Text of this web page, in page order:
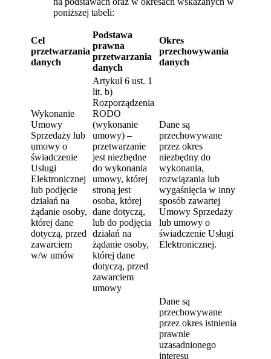
poniższej tabeli:
Cel
przetwarzania
danych
Podstawa
prawna
przetwarzania
danych
Okres
przechowywania
danych
Wykonanie
Umowy
Sprzedaży lub
umowy o
świadczenie
Usługi
Elektronicznej
lub podjęcie
działań na
żądanie osoby,
której dane
dotyczą, przed
zawarciem
w/w umów
Artykuł 6 ust. 1
lit. b)
Rozporządzenia
RODO
(wykonanie
umowy) –
przetwarzanie
jest niezbędne
do wykonania
umowy, której
stroną jest
osoba, której
dane dotyczą,
lub do podjęcia
działań na
żądanie osoby,
której dane
dotyczą, przed
zawarciem
umowy
Dane są
przechowywane
przez okres
niezbędny do
wykonania,
rozwiązania lub
wygaśnięcia w inny
sposób zawartej
Umowy Sprzedaży
lub umowy o
świadczenie Usługi
Elektronicznej.
Dane są
przechowywane
przez okres istnienia
prawnie
uzasadnionego
interesu